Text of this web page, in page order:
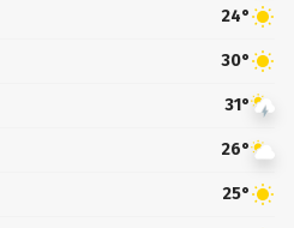
24°
30°
31°
26°
25°